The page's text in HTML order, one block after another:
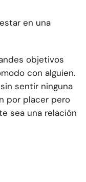
en una
objetivos
con alguien.
sentir ninguna
por placer pero
sea una relación